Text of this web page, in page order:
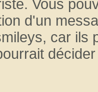
Vous
d'un
car ils